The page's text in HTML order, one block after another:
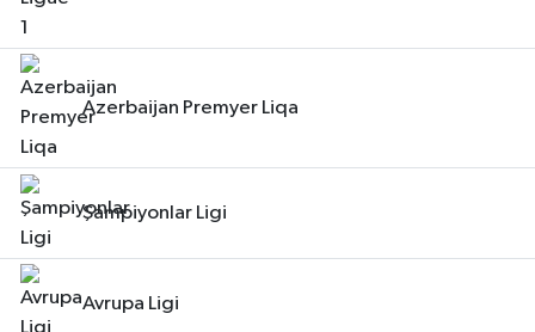
Azerbaijan Premyer Liqa
Şampiyonlar Ligi
Avrupa Ligi